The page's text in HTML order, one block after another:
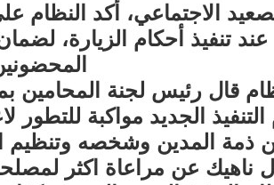
الاجتماعي، أكد النظام
عند تنفيذ أحكام الزيارة،
قال رئيس لجنة المحامين
التنفيذ الجديد مواكبة
ذمة المدين وشخصه وتنظيم
ناهيك عن مراعاة اكثر